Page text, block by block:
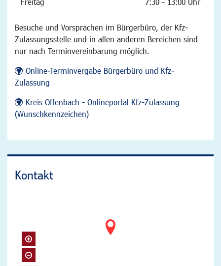
Besuche und Vorsprachen im Bürgerbüro, der Kfz-
Zulassungsstelle und in allen anderen Bereichen sind
nur nach Terminvereinbarung möglich.
Online-Terminvergabe Bürgerbüro und Kfz-
Zulassung
Kreis Offenbach - Onlineportal Kfz-Zulassung
(Wunschkennzeichen)
Kontakt